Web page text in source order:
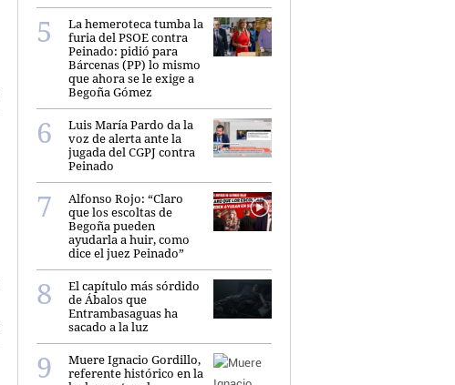
La hemeroteca tumba la
furia del PSOE contra
Peinado: pidió para
Bárcenas (PP) lo mismo
que ahora se le exige a
Begoña Gómez
Luis María Pardo da la
voz de alerta ante la
jugada del CGPJ contra
Peinado
Alfonso Rojo: “Claro
que los escoltas de
Begoña pueden
ayudarla a huir, como
dice el juez Peinado”
El capítulo más sórdido
de Ábalos que
Entrambasaguas ha
sacado a la luz
Muere Ignacio Gordillo,
referente histórico en la